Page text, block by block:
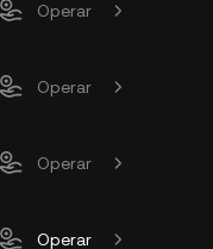
Operar
Operar
Operar
Operar